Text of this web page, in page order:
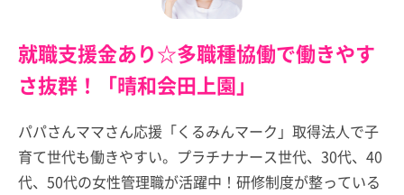
就職支援金あり☆多職種協働で働きやす
さ抜群！「晴和会田上園」
パパさんママさん応援「くるみんマーク」取得法人で子
育て世代も働きやすい。プラチナナース世代、30代、40
代、50代の女性管理職が活躍中！研修制度が整っている